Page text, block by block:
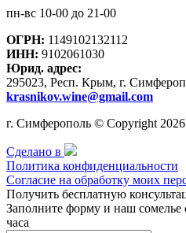
пн-вс 10-00 до 21-00
ОГРН: 1149102132112
ИНН: 9102061030
Юрид. адрес:
295023, Респ. Крым, г.
krasnikov.wine@gmail.com
г. Симферополь © Copyright 2026
Сделано в
Политика конфиденциальности
Согласие на обработку моих
Получить бесплатную
Заполните форму и наш сомелье
часа